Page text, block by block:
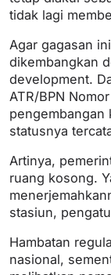
tidak lagi
Agar gagasan
dikembangkan
development.
ATR/BPN
pengembangan
statusnya
Artinya,
ruang kosong.
stasiun,
Hambatan
nasional,